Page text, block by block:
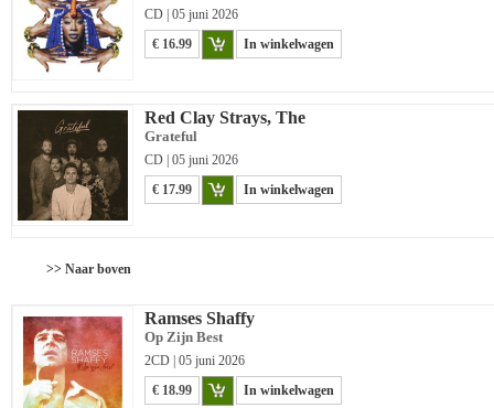
CD | 05 juni 2026
€ 16.99
In winkelwagen
Red Clay Strays, The
Grateful
CD | 05 juni 2026
€ 17.99
In winkelwagen
>> Naar boven
Ramses Shaffy
Op Zijn Best
2CD | 05 juni 2026
€ 18.99
In winkelwagen